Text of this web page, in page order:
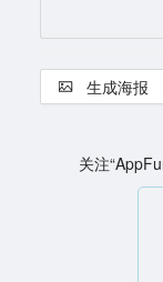
生成海报
关注